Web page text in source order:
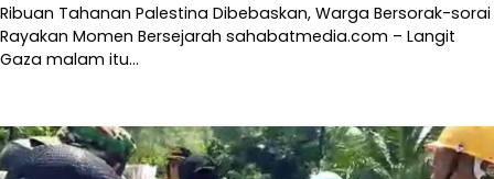
Ribuan Tahanan Palestina Dibebaskan, Warga Bersorak-sorai
Rayakan Momen Bersejarah sahabatmedia.com – Langit
Gaza malam itu…